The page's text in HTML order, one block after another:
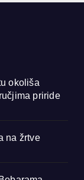
okoliša
priride
na žrtve